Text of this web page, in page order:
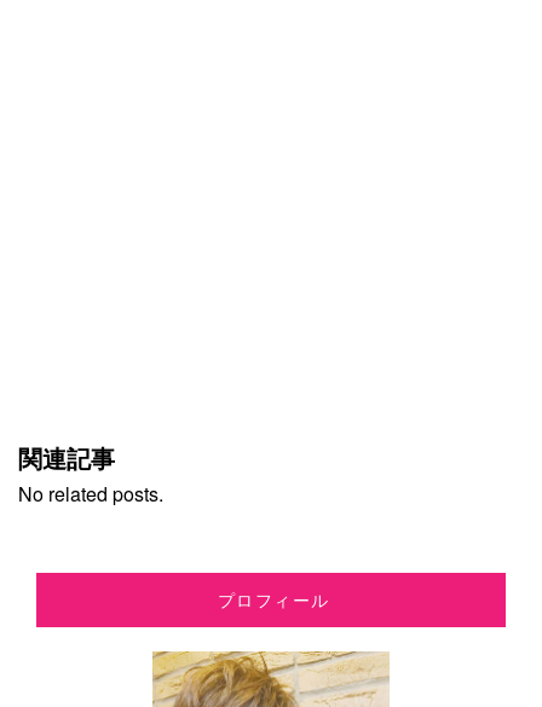
関連記事
No related posts.
プロフィール